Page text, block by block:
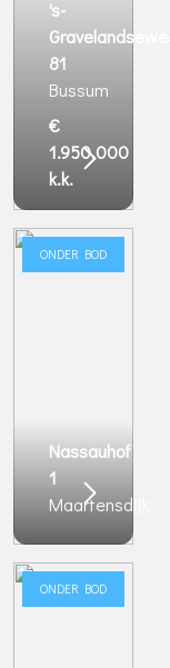
's-
Gravelandseweg
81
Bussum
€
1.950.000
k.k.
ONDER BOD
Nassauhof
1
Maartensdijk
ONDER BOD